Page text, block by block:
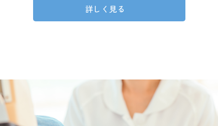
詳しく見る